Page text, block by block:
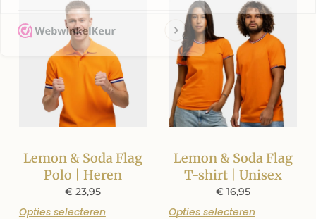
Lemon & Soda Flag
Polo | Heren
€ 23,95
Opties selecteren
Lemon & Soda Flag
T-shirt | Unisex
€16,95
Opties selecteren